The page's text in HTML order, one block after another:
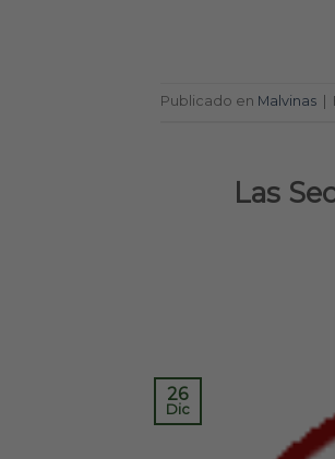
Publicado en Malvinas
Las
26
Dic